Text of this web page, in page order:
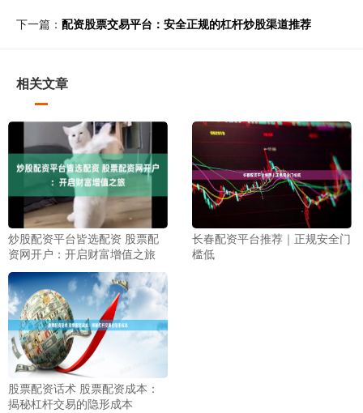
下一篇： 配资股票交易平台：安全正规的杠杆炒股渠道推荐
相关文章
炒股配资平台皆选配资 股票配
资网开户：开启财富增值之旅
长春配资平台推荐｜正规安全门
槛低
股票配资话术 股票配资成本：
揭秘杠杆交易的隐形成本